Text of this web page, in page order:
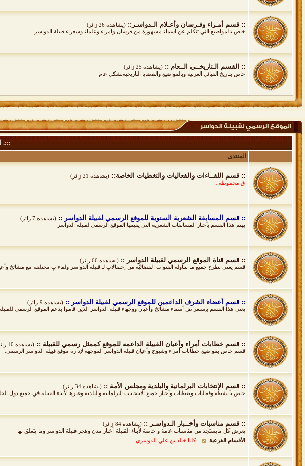
:: قسم أمـراء وفـرسان وأعـلام الـدواسـر:: (يشاهده 26 زائر)
خاص بالمواضيع التي تتكلم عن اسماء مشهورة من فرسان وامراء وعلماء وشعراء قبيلة الدواسر
:: القسم الـتاريخــي الــعام :: (يشاهده 25 زائر)
خاص بتاريخ القبائل العربية وبالمواضيع والقضايا التاريخيةبشكل عام
:::.
المنتدى
:: قسم اللقــاءات والفعاليات والتغطيات الخاصة:: (يشاهده 21 زائر)
الحقوق محفوظة .
:: قسم المسابقة الشعرية السنوية للموقع الرسمي لقبيلة الدواسر :: (يشاهده 7 زائر)
يهتم هذا القسم بأخبار المسابقات الشعرية التي يقيمها الموقع الرسمي لقبيلة الدواسر
:: قسم قناة الموقع الرسمي لقبيلة الدواسر :: (يشاهده 66 زائر)
قسم يعنى بطرح جميع ما تتناوله القنوات الفضائيّة من إحتفالاتٍ لـ قبيلة الدواسر ولقاءاتٍ مختلفة مع مشائخ وأعيان
:: قسم أعضاء الشرف الداعمين للموقع الرسمي لقبيلة الدواسر :: (يشاهده 9 زائر)
يعنى هذا القسم بإستعراض أسماء مشائخ وأعيان ووجهاء قبيلة الدواسر الذين قاموا بدعم الموقع الرسمي للقبيلة
:: قسم خطابات أمراء وأعيان القبيلة الداعمه للموقع كممثل رسمي للقبيلة :: (يشاهده 10 زائر)
قسم خاص بمواضيع خطابات أمراء وشيوخ وأعيان قبيلة الدواسر الموجهه لإدارة موقع قبيلة الدواسر الرسمي.
:: قسم الإنتخابات البرلمانية والبلدية ومجلس الأمة :: (يشاهده 34 زائر)
خاص بأنشطة وفعاليات وتغطيات وأخبار جميع الانتخابات البرلمانية والبلدية وغيرها لأبناء القبيلة في جميع دول
:: قسم مناسبات وأخــبار الـدواسـر :: (يشاهده 84 زائر)
يعرض كل مايستجد من مناسبات عامة و خاصة لأبناء القبيلة أخبار مدن وهجر قبيلة الدواسر وما يتعلق بها
الأقسام الفرعية: :: كلنا خالد بن علي الدوسري ::